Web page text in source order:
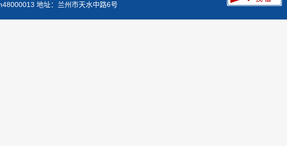
地址：兰州市天水中路6号